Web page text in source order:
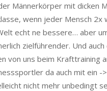
Männerkörper mit dicken
wenn jeder Mensch
echt ne bessere… aber
zielführender. Und
von uns beim Krafttraining
da auch mit ein
nicht mehr unbedingt